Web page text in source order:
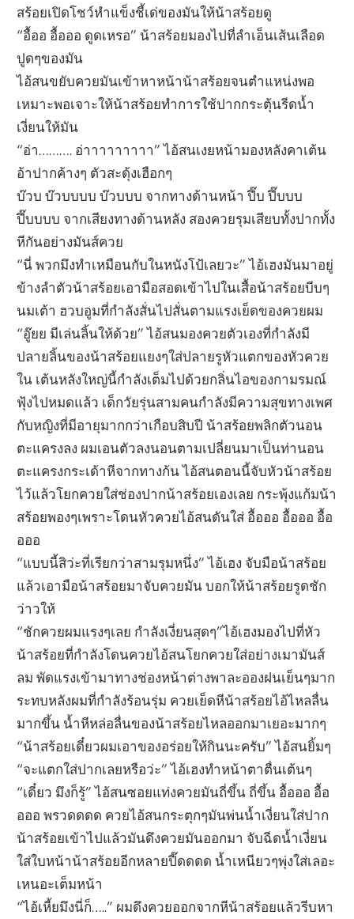
สร้อยเปิดโชว์หำแข็งชี้เด่ของมันให้น้าสร้อยดู
“อื้ออ อื้อออ ดูดเหรอ” น้าสร้อยมองไปที่ลำเอ็นเส้นเลือด
ปูดๆของมัน
ไอ้สนขยับควยมันเข้าหาหน้าน้าสร้อยจนตำแหน่งพอ
เหมาะพอเจาะให้น้าสร้อยทำการใช้ปากกระตุ้นรีดน้ำ
เงี่ยนให้มัน
“อ่า………. อ่าาาาาาาาา” ไอ้สนเงยหน้ามองหลังคาเต้น
อ้าปากค้างๆ ตัวสะดุ้งเฮือกๆ
บ๊วบ บ๊วบบบบ บ๊วบบบ จากทางด้านหน้า ปึ๊บ ปึ๊บบบ
ปึ๊บบบบ จากเสียงทางด้านหลัง สองควยรุมเสียบทั้งปากทั้ง
หีกันอย่างมันส์ควย
“นี่ พวกมึงทำเหมือนกับในหนังโป้เลยวะ” ไอ้เฮงมันมาอยู่
ข้างลำตัวน้าสร้อยเอามือสอดเข้าไปในเสื้อน้าสร้อยบีบๆ
นมเต้า ฮวบอูมที่กำลังสั่นไปสั่นตามแรงเย็ดของควยผม
“อู๊ยย มีเล่นลิ้นให้ด้วย” ไอ้สนมองควยตัวเองที่กำลังมี
ปลายลิ้นของน้าสร้อยแยงๆใส่ปลายรูหัวแตกของหัวควย
ใน เต้นหลังใหญ่นี้กำลังเต็มไปด้วยกลิ่นไอของกามรมณ์
ฟุ้งไปหมดแล้ว เด็กวัยรุ่นสามคนกำลังมีความสุขทางเพศ
กับหญิงที่มีอายุมากกว่าเกือบสิบปี น้าสร้อยพลิกตัวนอน
ตะแครงลง ผมเอนตัวลงนอนตามเปลี่ยนมาเป็นท่านอน
ตะแครงกระเด้าหีจากทางก้น ไอ้สนตอนนี้จับหัวน้าสร้อย
ไว้แล้วโยกควยใส่ช่องปากน้าสร้อยเองเลย กระพุ้งแก้มน้า
สร้อยพองๆเพราะโดนหัวควยไอ้สนดันใส่ อื้อออ อื้อออ อื้อ
อออ
“แบบนี้สิว่ะที่เรียกว่าสามรุมหนึ่ง” ไอ้เฮง จับมือน้าสร้อย
แล้วเอามือน้าสร้อยมาจับควยมัน บอกให้น้าสร้อยรูดชัก
ว่าวให้
“ชักควยผมแรงๆเลย กำลังเงี่ยนสุดๆ”ไอ้เฮงมองไปที่หัว
น้าสร้อยที่กำลังโดนควยไอ้สนโยกควยใส่อย่างเมามันส์
ลม พัดแรงเข้ามาทางช่องหน้าต่างพาละอองฝนเย็นๆมาก
ระทบหลังผมที่กำลังร้อนรุ่ม ควยเย็ดหีน้าสร้อยไอ้ไหลลื่น
มากขึ้น น้ำหีหล่อลื่นของน้าสร้อยไหลออกมาเยอะมากๆ
“น้าสร้อยเดี๋ยวผมเอาของอร่อยให้กินนะครับ” ไอ้สนยิ้มๆ
“จะแตกใส่ปากเลยหรือว่ะ” ไอ้เฮงทำหน้าตาตื่นเต้นๆ
“เดี๋ยว มึงก็รู้” ไอ้สนซอยแท่งควยมันถี่ขึ้น ถี่ขึ้น อื้อออ อื้อ
อออ พรวดดดด ควยไอ้สนกระตุกๆมันพ่นน้ำเงี่ยนใส่ปาก
น้าสร้อยเข้าไปแล้วมันดึงควยมันออกมา จับฉีดน้ำเงี่ยน
ใส่ใบหน้าน้าสร้อยอีกหลายปี๊ดดดด น้ำเหนียวๆพุ่งใส่เลอะ
เหนอะเต็มหน้า
“ไอ้เหี้ยมึงนี่ก็…..” ผมดึงควยออกจากหีน้าสร้อยแล้วรีบหา